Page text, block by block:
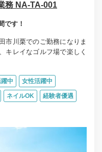
務 NA-TA-001
です！
市川栗でのご勤務になりま
キレイなゴルフ場で楽しく
中 女性活躍中
ネイルOK 経験者優遇